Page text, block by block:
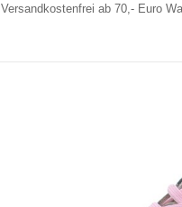
Versandkostenfrei ab 70,- Euro